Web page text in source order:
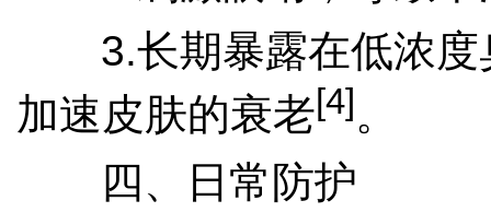
3.长期暴露在低浓
加速皮肤的衰老[4] 。
四、日常防护